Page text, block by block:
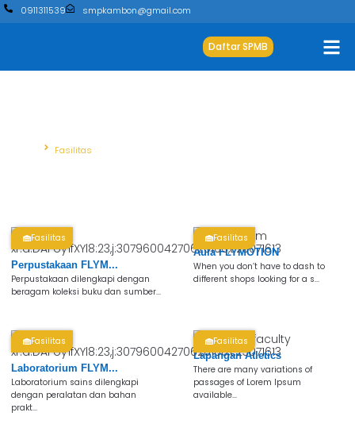
0911311539 smpkambon@gmail.com
Daftar SPMB
Fasilitas
Fasilitas
Perpustakaan FLYM...
Perpustakaan dilengkapi dengan
beragam koleksi buku dan sumber...
Fasilitas
Aula FLYMOTION
When you don’t have to dash to
different shops looking for a s...
Fasilitas
Laboratorium FLYM...
Laboratorium sains dilengkapi
dengan peralatan dan bahan
prakt...
Fasilitas
Lapangan Atletics
There are many variations of
passages of Lorem Ipsum
available...